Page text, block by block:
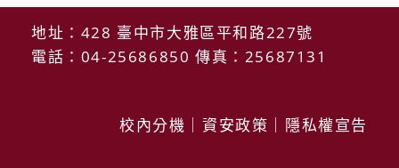
地址：428 臺中市大雅區平和路227號
電話：04-25686850 傳真：25687131
校內分機 資安政策 隱私權宣告